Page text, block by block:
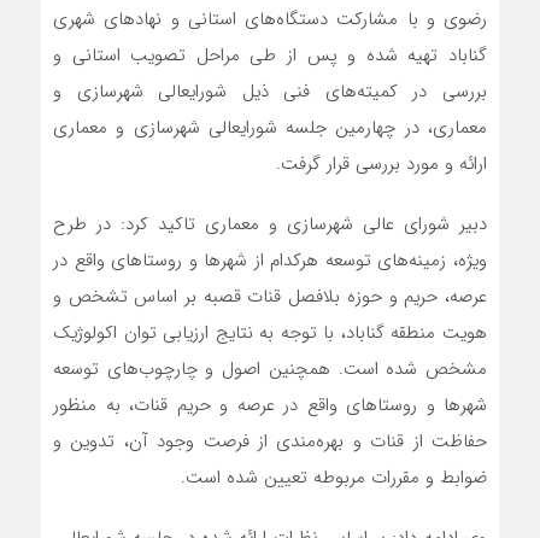
رضوی و با مشارکت دستگاه‌های استانی و نهادهای شهری
گناباد تهیه شده و پس از طی مراحل تصویب استانی و
بررسی در کمیته‌های فنی ذیل شورایعالی شهرسازی و
معماری، در چهارمین جلسه شورایعالی شهرسازی و معماری
ارائه و مورد بررسی قرار گرفت.
دبیر شورای عالی شهرسازی و معماری تاکید کرد: در طرح
ویژه، زمینه‌های توسعه هرکدام از شهرها و روستاهای واقع در
عرصه، حریم و حوزه بلافصل قنات قصبه بر اساس تشخص و
هویت منطقه گناباد، با توجه به نتایج ارزیابی توان اکولوژیک
مشخص شده است. همچنین اصول و چارچوب‌های توسعه
شهرها و روستاهای واقع در عرصه و حریم قنات، به منظور
حفاظت از قنات و بهره‌مندی از فرصت وجود آن، تدوین و
ضوابط و مقررات مربوطه تعیین شده است.